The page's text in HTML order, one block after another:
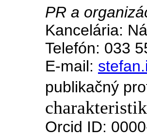
PR a
Kancelária:
Telefón: 033
E-mail:
publikačný
Orcid ID: